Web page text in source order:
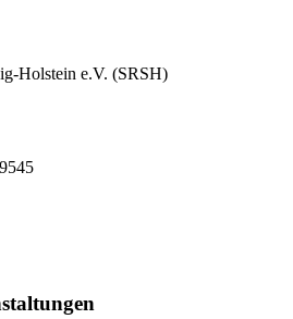
Holstein e.V. (SRSH)